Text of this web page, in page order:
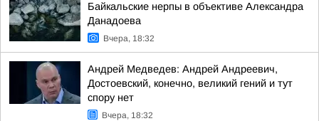
Байкальские нерпы в объективе Александра
Данадоева
Вчера, 18:32
Андрей Медведев: Андрей Андреевич,
Достоевский, конечно, великий гений и тут
спору нет
Вчера, 18:32